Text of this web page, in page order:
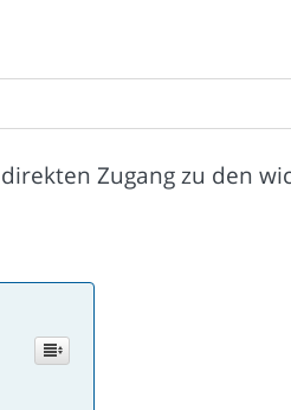
Zugang zu den